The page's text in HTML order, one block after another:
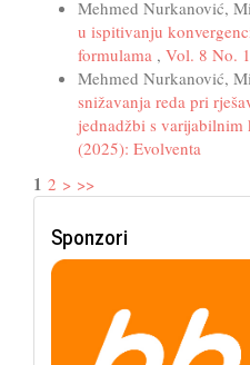
Mehmed Nurkanović,
u ispitivanju
formulama , Vol. 8 No.
Mehmed Nurkanović,
snižavanja reda pri
jednadžbi s varijabilnim
(2025): Evolventa
1 2 > >>
Sponzori